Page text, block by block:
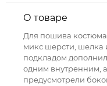
О товаре
Для пошива костюма
микс шерсти, шелка
подкладом
одним внутренним,
предусмотрели